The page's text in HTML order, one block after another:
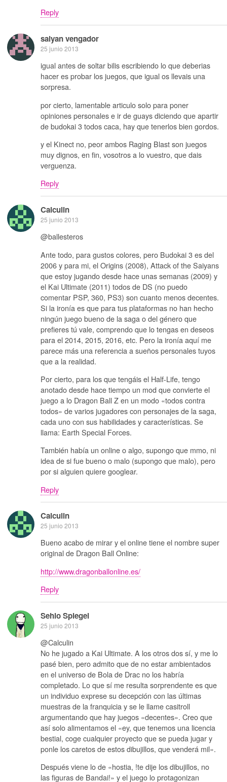
Reply
saiyan vengador
25 junio 2013
igual antes de soltar bilis escribiendo lo que deberias
hacer es probar los juegos, que igual os llevais una
sorpresa.
por cierto, lamentable articulo solo para poner
opiniones personales e ir de guays diciendo que apartir
de budokai 3 todos caca, hay que tenerlos bien gordos.
y el Kinect no, peor ambos Raging Blast son juegos
muy dignos, en fin, vosotros a lo vuestro, que dais
verguenza.
Reply
Calculin
25 junio 2013
@ballesteros
Ante todo, para gustos colores, pero Budokai 3 es del
2006 y para mi, el Origins (2008), Attack of the Saiyans
que estoy jugando desde hace unas semanas (2009) y
el Kai Ultimate (2011) todos de DS (no puedo
comentar PSP, 360, PS3) son cuanto menos decentes.
Si la ironía es que para tus plataformas no han hecho
ningún juego bueno de la saga o del género que
prefieres tú vale, comprendo que lo tengas en deseos
para el 2014, 2015, 2016, etc. Pero la ironía aquí me
parece más una referencia a sueños personales tuyos
que a la realidad.
Por cierto, para los que tengáis el Half-Life, tengo
anotado desde hace tiempo un mod que convierte el
juego a lo Dragon Ball Z en un modo «todos contra
todos» de varios jugadores con personajes de la saga,
cada uno con sus habilidades y características. Se
llama: Earth Special Forces.
También había un online o algo, supongo que mmo, ni
idea de si fue bueno o malo (supongo que malo), pero
por si alguien quiere googlear.
Reply
Calculin
25 junio 2013
Bueno acabo de mirar y el online tiene el nombre super
original de Dragon Ball Online:
http://www.dragonballonline.es/
Reply
Sehio Spiegel
25 junio 2013
@Calculin
No he jugado a Kai Ultimate. A los otros dos sí, y me lo
pasé bien, pero admito que de no estar ambientados
en el universo de Bola de Drac no los habría
completado. Lo que sí me resulta sorprendente es que
un individuo exprese su decepción con las últimas
muestras de la franquicia y se le llame casitroll
argumentando que hay juegos «decentes». Creo que
así solo alimentamos el «ey, que tenemos una licencia
bestial, coge cualquier proyecto que se pueda jugar y
ponle los caretos de estos dibujillos, que venderá mil».
Después viene lo de «hostia, !te dije los dibujillos, no
las figuras de Bandai!» y el juego lo protagonizan